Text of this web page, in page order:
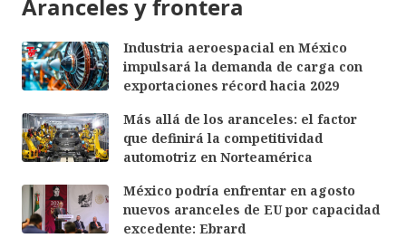
Aranceles y frontera
Industria aeroespacial en México
impulsará la demanda de carga con
exportaciones récord hacia 2029
Más allá de los aranceles: el factor
que definirá la competitividad
automotriz en Norteamérica
México podría enfrentar en agosto
nuevos aranceles de EU por capacidad
excedente: Ebrard